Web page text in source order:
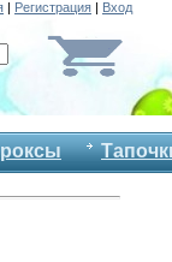
| Регистрация | Вход